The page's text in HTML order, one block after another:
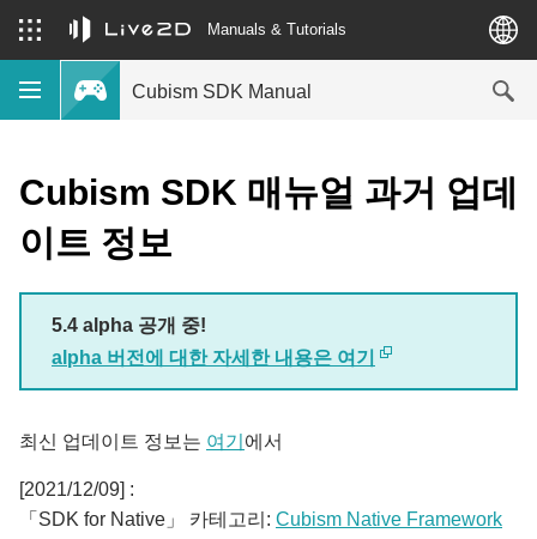
Manuals & Tutorials
Cubism SDK Manual
Cubism SDK 매뉴얼 과거 업데
이트 정보
5.4 alpha 공개 중!
alpha 버전에 대한 자세한 내용은 여기
최신 업데이트 정보는 여기 에서
[2021/12/09] :
「SDK for Native」 카테고리: Cubism Native Framework